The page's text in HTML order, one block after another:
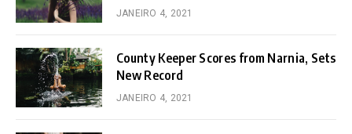
JANEIRO 4, 2021
County Keeper Scores from Narnia, Sets
New Record
JANEIRO 4, 2021